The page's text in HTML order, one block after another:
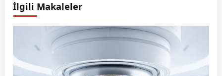
İlgili Makaleler